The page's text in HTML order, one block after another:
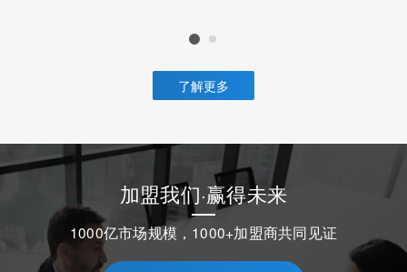
了解更多
加盟我们·赢得未来
1000亿市场规模，1000+加盟商共同见证